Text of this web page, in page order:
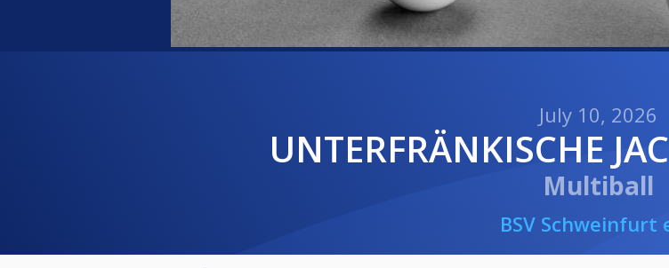
July 10, 2026
UNTERFRÄNKISCHE
Multiball
BSV Schweinfurt